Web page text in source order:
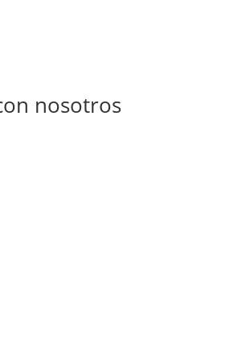
nosotros